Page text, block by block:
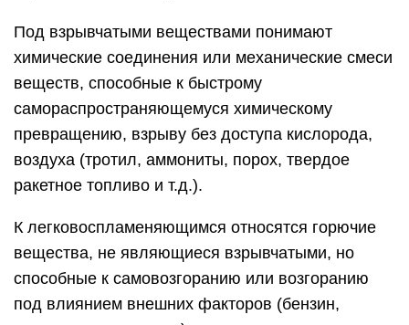
Под взрывчатыми веществами понимают
химические соединения или механические смеси
веществ, способные к быстрому
самораспространяющемуся химическому
превращению, взрыву без доступа кислорода,
воздуха (тротил, аммониты, порох, твердое
ракетное топливо и т.д.).
К легковоспламеняющимся относятся горючие
вещества, не являющиеся взрывчатыми, но
способные к самовозгоранию или возгоранию
под влиянием внешних факторов (бензин,